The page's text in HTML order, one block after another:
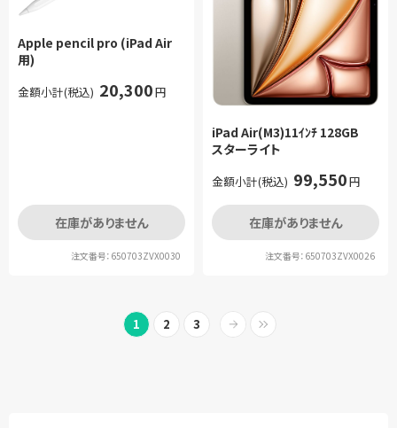
Apple pencil pro (iPad Air
用)
金額小計(税込) 20,300円
在庫がありません
注文番号：650703ZVX0030
iPad Air(M3)11ｲﾝﾁ 128GB
スターライト
金額小計(税込) 99,550円
在庫がありません
注文番号：650703ZVX0026
1 2 3